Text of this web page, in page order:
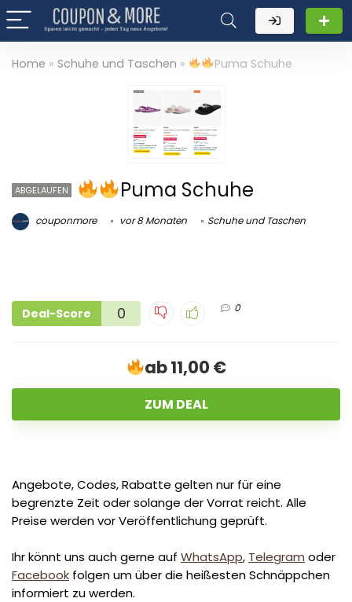
Home » Schuhe und Taschen » Puma Schuhe
ABGELAUFEN Puma Schuhe
couponmore vor 8 Monaten Schuhe und Taschen
Deal-Score 0 0
ab 11,00 €
ZUM DEAL
Angebote, Codes, Rabatte gelten nur für eine
begrenzte Zeit oder solange der Vorrat reicht. Alle
Preise werden vor Veröffentlichung geprüft.
Ihr könnt uns auch gerne auf WhatsApp, Telegram oder
Facebook folgen um über die heißesten Schnäppchen
informiert zu werden.